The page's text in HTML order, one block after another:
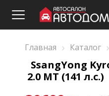
Главная › Каталог ›
SsangYong
2.0 MT (141 л.с.)